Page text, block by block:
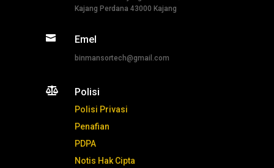
Kajang Perdana 43000 Kajang
 Emel
binmansortech@gmail.com
 Polisi
Polisi Privasi
Penafian
PDPA
Notis Hak Cipta